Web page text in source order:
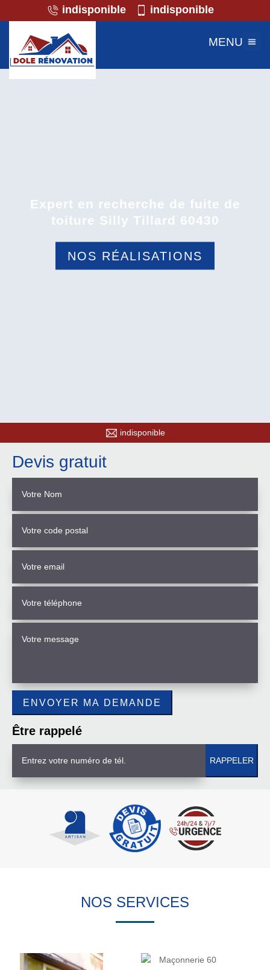
indisponible indisponible
MENU
Expert en recherche de fuite de
toiture Silly Tillard 60430
NOS RÉALISATIONS
indisponible
Devis gratuit
Être rappelé
NOS SERVICES